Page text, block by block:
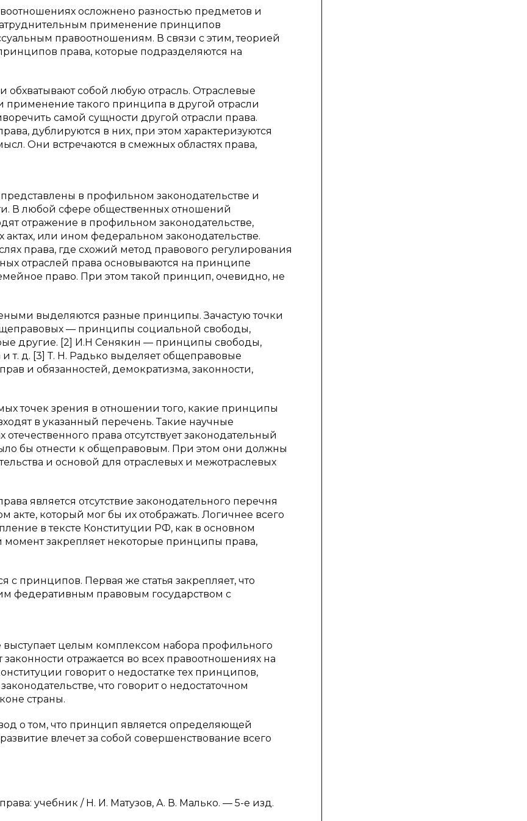
осложнено разностью предметов и
применение принципов
правоотношениям. В связи с этим, теорией
права, которые подразделяются на
обхватывают собой любую отрасль. Отраслевые
применение такого принципа в другой отрасли
самой сущности другой отрасли права.
дублируются в них, при этом характеризуются
Они встречаются в смежных областях права,
в профильном законодательстве и
В любой сфере общественных отношений
отражение в профильном законодательстве,
или ином федеральном законодательстве.
права, где схожий метод правового регулирования
отраслей права основываются на принципе
право. При этом такой принцип, очевидно, не
выделяются разные принципы. Зачастую точки
— принципы социальной свободы,
другие. [2] И.Н Сенякин — принципы свободы,
и т. д. [3] Т. Н. Радько выделяет общеправовые
и обязанностей, демократизма, законности,
точек зрения в отношении того, какие принципы
в указанный перечень. Такие научные
права отсутствует законодательный
бы отнести к общеправовым. При этом они должны
и основой для отраслевых и межотраслевых
является отсутствие законодательного перечня
который мог бы их отображать. Логичнее всего
в тексте Конституции РФ, как в основном
момент закрепляет некоторые принципы права,
принципов. Первая же статья закрепляет, что
федеративным правовым государством с
целым комплексом набора профильного
отражается во всех правоотношениях на
говорит о недостатке тех принципов,
что говорит о недостаточном
страны.
о том, что принцип является определяющей
влечет за собой совершенствование всего
учебник / Н. И. Матузов, А. В. Малько. — 5-е изд.